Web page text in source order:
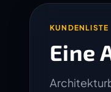
KUNDENLISTE
Eine